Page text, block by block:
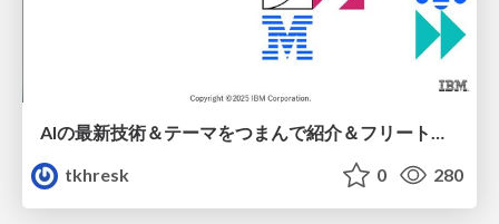
AIの最新技術＆テーマをつまんで紹介＆フリートークするシリーズ #1 量子機械学習の入門
tkhresk
0 280